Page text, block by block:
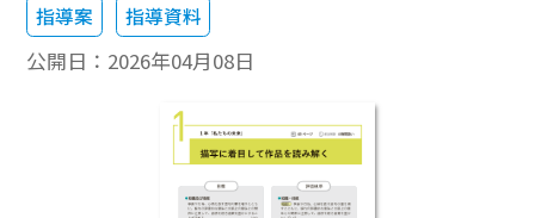
指導案
指導資料
公開日： 2026年04月08日